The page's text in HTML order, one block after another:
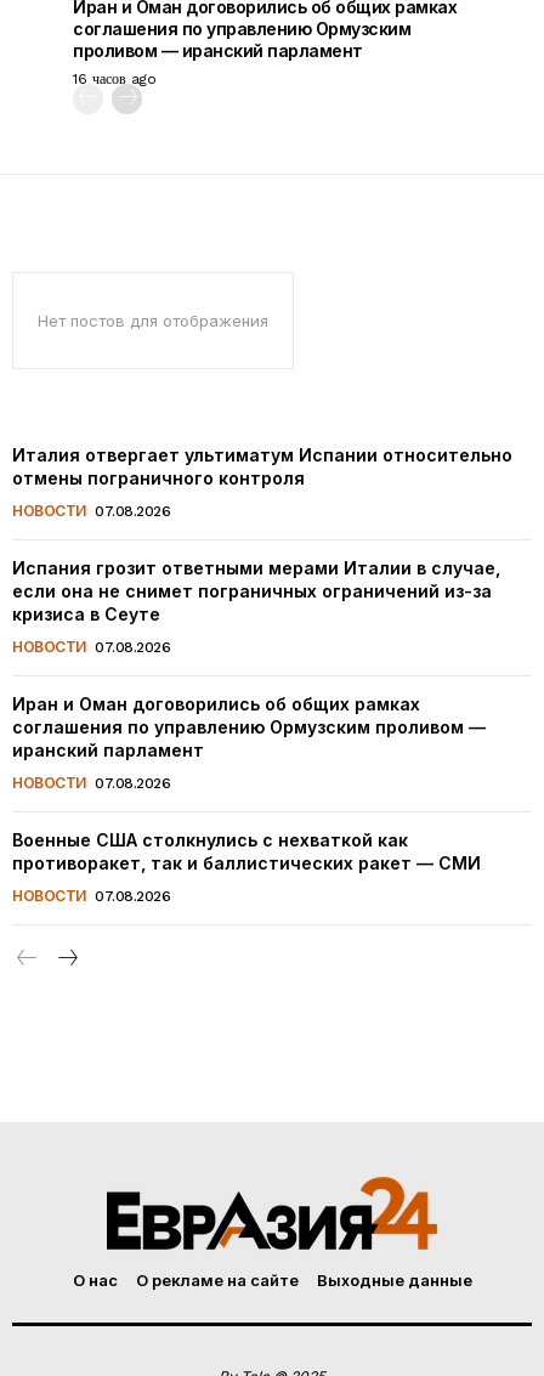
Иран и Оман договорились об общих рамках
соглашения по управлению Ормузским
проливом — иранский парламент
16 часов ago
Нет постов для отображения
Италия отвергает ультиматум Испании относительно
отмены пограничного контроля
НОВОСТИ 07.08.2026
Испания грозит ответными мерами Италии в случае,
если она не снимет пограничных ограничений из-за
кризиса в Сеуте
НОВОСТИ 07.08.2026
Иран и Оман договорились об общих рамках
соглашения по управлению Ормузским проливом —
иранский парламент
НОВОСТИ 07.08.2026
Военные США столкнулись с нехваткой как
противоракет, так и баллистических ракет — СМИ
НОВОСТИ 07.08.2026
О нас О рекламе на сайте Выходные данные